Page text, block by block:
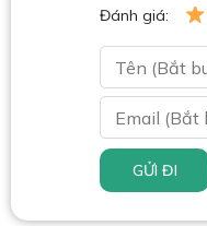
Đánh giá:
GỬI ĐI